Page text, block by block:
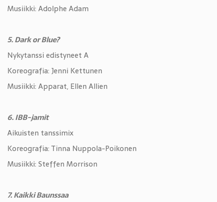
Musiikki: Adolphe Adam
5. Dark or Blue?
Nykytanssi edistyneet A
Koreografia: Jenni Kettunen
Musiikki: Apparat, Ellen Allien
6. IBB-jamit
Aikuisten tanssimix
Koreografia: Tinna Nuppola-Poikonen
Musiikki: Steffen Morrison
7. Kaikki Baunssaa